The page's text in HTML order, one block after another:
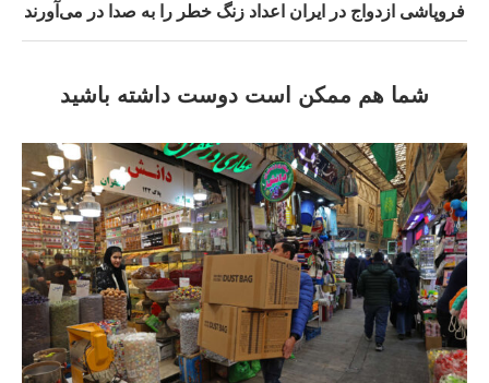
فروپاشی ازدواج در ایران اعداد زنگ خطر را به صدا در می‌آورند
شما هم ممکن است دوست داشته باشید